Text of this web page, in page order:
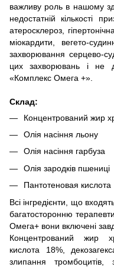
важливу роль в нашому
недостатній кількості
атеросклероз,
міокардити, вегето-
захворювання серцево-
цих захворювань і не
«Комплекс Омега +».
Склад:
Концентрований жир
Олія насіння льону
Олія насіння гарбуза
Олія зародків пшениці
Пантотеновая кислота
Всі інгредієнти, що
багатосторонню
Омега+ вони включені
Концентрований жир
кислота 18%,
злипання тромбоцитів,